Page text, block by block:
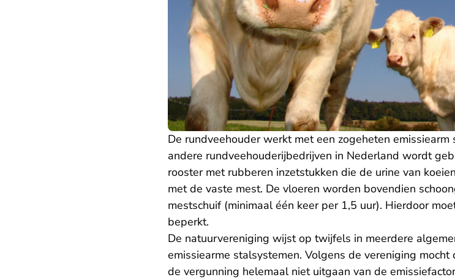
De rundveehouder werkt met een zogeheten
andere rundveehouderijbedrijven in Nederland wordt
rooster met rubberen inzetstukken die de urine van
met de vaste mest. De vloeren worden bovendien
mestschuif (minimaal één keer per 1,5 uur). Hierdoor
beperkt.
De natuurvereniging wijst op twijfels in meerdere
emissiearme stalsystemen. Volgens de vereniging
de vergunning helemaal niet uitgaan van de